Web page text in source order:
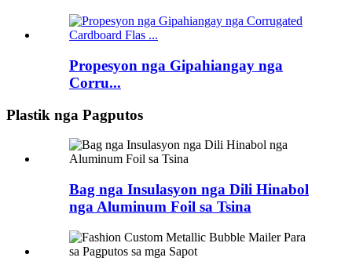
Propesyon nga Gipahiangay nga
Corru...
Plastik nga Pagputos
Bag nga Insulasyon nga Dili Hinabol
nga Aluminum Foil sa Tsina